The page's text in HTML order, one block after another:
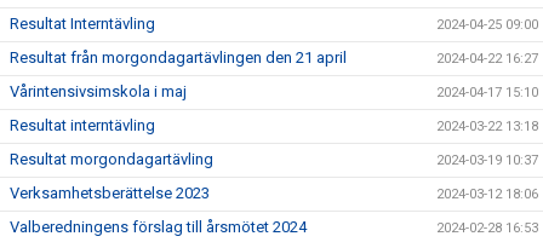
Resultat Interntävling 2024-04-25 09:00
Resultat från morgondagartävlingen den 21 april 2024-04-22 16:27
Vårintensivsimskola i maj 2024-04-17 15:10
Resultat interntävling 2024-03-22 13:18
Resultat morgondagartävling 2024-03-19 10:37
Verksamhetsberättelse 2023 2024-03-12 18:06
Valberedningens förslag till årsmötet 2024 2024-02-28 16:53